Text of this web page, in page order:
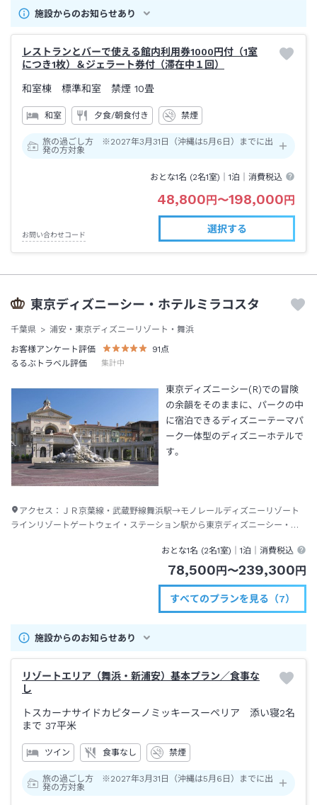
施設からのお知らせあり
レストランとバーで使える館内利用券1000円付（1室
につき1枚）＆ジェラート券付（滞在中１回）
和室棟 標準和室 禁煙 10畳
和室 夕食/朝食付き 禁煙
旅の過ごし方 ※2027年3月31日（沖縄は5月6日）までに出
発の方対象
おとな1名 (2名1室)｜1泊 ｜消費税込
48,800 円 〜198,000 円
お問い合わせコード
選択する
東京ディズニーシー・ホテルミラコスタ
千葉県
浦安・東京ディズニーリゾート・舞浜
お客様アンケート評価
91 点
るるぶトラベル評価
集計中
東京ディズニーシー(R)での冒険
の余韻をそのままに、パークの中
に宿泊できるディズニーテーマパ
ーク一体型のディズニーホテルで
す。
アクセス： ＪＲ京葉線・武蔵野線舞浜駅→モノレールディズニーリゾート
ラインリゾートゲートウェイ・ステーション駅から東京ディズニーシー・ス
おとな1名 (2名1室)｜1泊 ｜消費税込
78,500 円 〜239,300 円
すべてのプランを見る（7）
施設からのお知らせあり
リゾートエリア（舞浜・新浦安）基本プラン／食事な
し
トスカーナサイドカピターノミッキースーペリア 添い寝2名
まで 37平米
ツイン 食事なし 禁煙
旅の過ごし方 ※2027年3月31日（沖縄は5月6日）までに出
発の方対象